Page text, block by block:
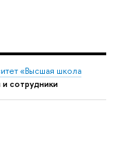
«Высшая школа
сотрудники